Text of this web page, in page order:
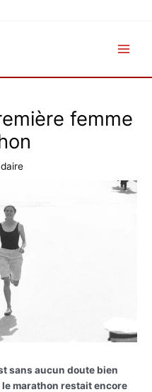
femme
sans aucun doute bien
marathon restait encore